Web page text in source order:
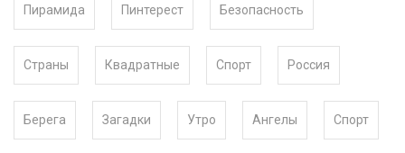
Пирамида Пинтерест Безопасность
Страны Квадратные Спорт Россия
Берега Загадки Утро Ангелы Спорт